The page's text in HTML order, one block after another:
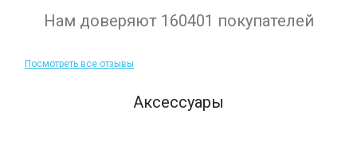
Нам доверяют 160401 покупателей
Посмотреть все отзывы
Аксессуары